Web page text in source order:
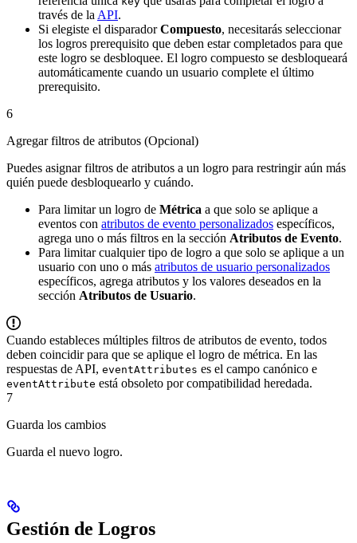
través de laAPI.
Si elegiste el disparadorCompuesto, necesitarás seleccionar
los logros prerequisito que deben estar completados para que
este logro se desbloquee. El logro compuesto se desbloqueará
automáticamente cuando un usuario complete el último
prerequisito.
6
Agregar filtros de atributos (Opcional)
Puedes asignar filtros de atributos a un logro para restringir aún más
quién puede desbloquearlo y cuándo.
Para limitar un logro de Métrica a que solo se aplique a
eventos con atributos de evento personalizados específicos,
agrega uno o más filtros en la sección Atributos de Evento.
Para limitar cualquier tipo de logro a que solo se aplique a un
usuario con uno o más atributos de usuario personalizados
específicos, agrega atributos y los valores deseados en la
sección Atributos de Usuario.
Cuando estableces múltiples filtros de atributos de evento, todos
deben coincidir para que se aplique el logro de métrica. En las
respuestas de API, eventAttributes es el campo canónico e
eventAttribute está obsoleto por compatibilidad heredada.
7
Guarda los cambios
Guarda el nuevo logro.
Gestión de Logros